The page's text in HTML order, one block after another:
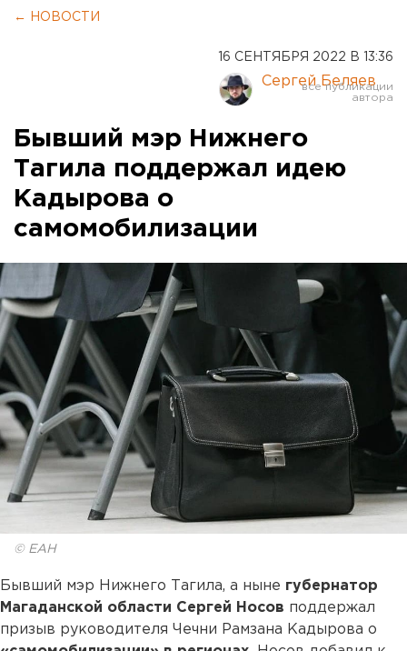
← НОВОСТИ
16 СЕНТЯБРЯ 2022 В 13:36
Сергей Беляев
Бывший мэр Нижнего
Тагила поддержал идею
Кадырова о
самомобилизации
© ЕАН
Бывший мэр Нижнего Тагила, а ныне губернатор
Магаданской области Сергей Носов поддержал
призыв руководителя Чечни Рамзана Кадырова о